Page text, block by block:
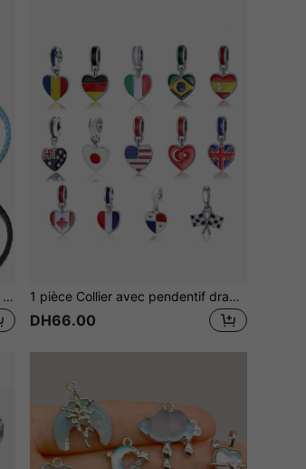
1 pièce Bracelet d'amitié en forme de cœur tressé fait à la main. Chaîne de base . Parfait pour les couples, les meilleurs amis. Kit de fabrication de bracelets DIY pour la Saint-Valentin, les mamans, la Fête des Mères, cadeau 1 pièce Collier avec pendentif drapeau national, 14 styles au choix, accessoire de bijouterie DIY pour femmes, élégant et tendance, idéal pour le port ou en cadeau
DH66.00